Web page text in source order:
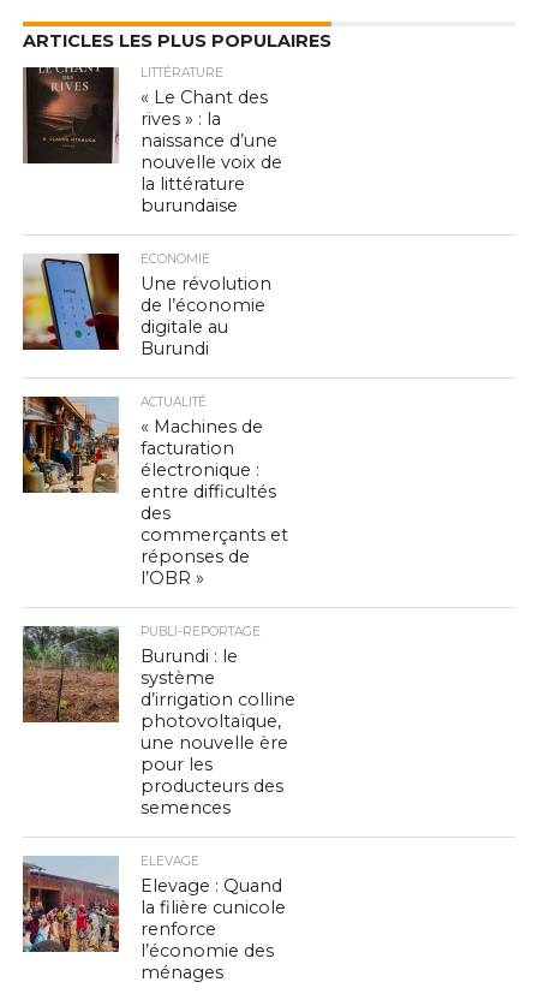
ARTICLES LES PLUS POPULAIRES
LITTÉRATURE
« Le Chant des
rives » : la
naissance d’une
nouvelle voix de
la littérature
burundaise
ECONOMIE
Une révolution
de l’économie
digitale au
Burundi
ACTUALITÉ
« Machines de
facturation
électronique :
entre difficultés
des
commerçants et
réponses de
l’OBR »
PUBLI-REPORTAGE
Burundi : le
système
d’irrigation colline
photovoltaïque,
une nouvelle ère
pour les
producteurs des
semences
ELEVAGE
Elevage : Quand
la filière cunicole
renforce
l’économie des
ménages